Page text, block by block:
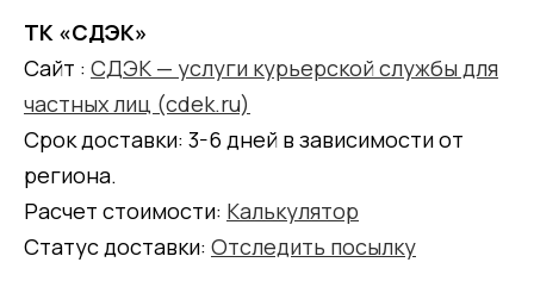
ТК «СДЭК»
Сайт : СДЭК — услуги курьерской службы для
частных лиц (cdek.ru)
Срок доставки: 3-6 дней в зависимости от
региона.
Расчет стоимости: Калькулятор
Статус доставки: Отследить посылку